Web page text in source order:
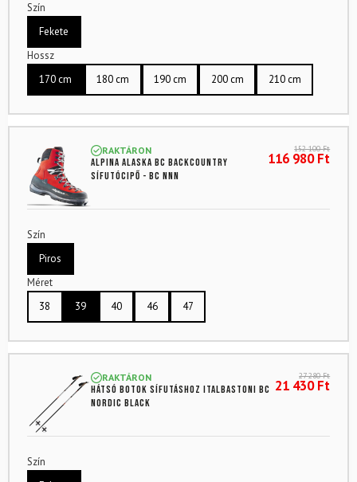
Szín
Fekete
Hossz
170 cm
180 cm 190 cm 200 cm 210 cm
RAKTÁRON
ALPINA Alaska BC backcountry
sífutócipő - BC NNN
152 100Ft
116 980Ft
Szín
Piros
Méret
38
39 40 46 47
RAKTÁRON
Hátsó botok sífutáshoz ITALBASTONI BC
Nordic Black
27 280Ft
21 430Ft
Szín